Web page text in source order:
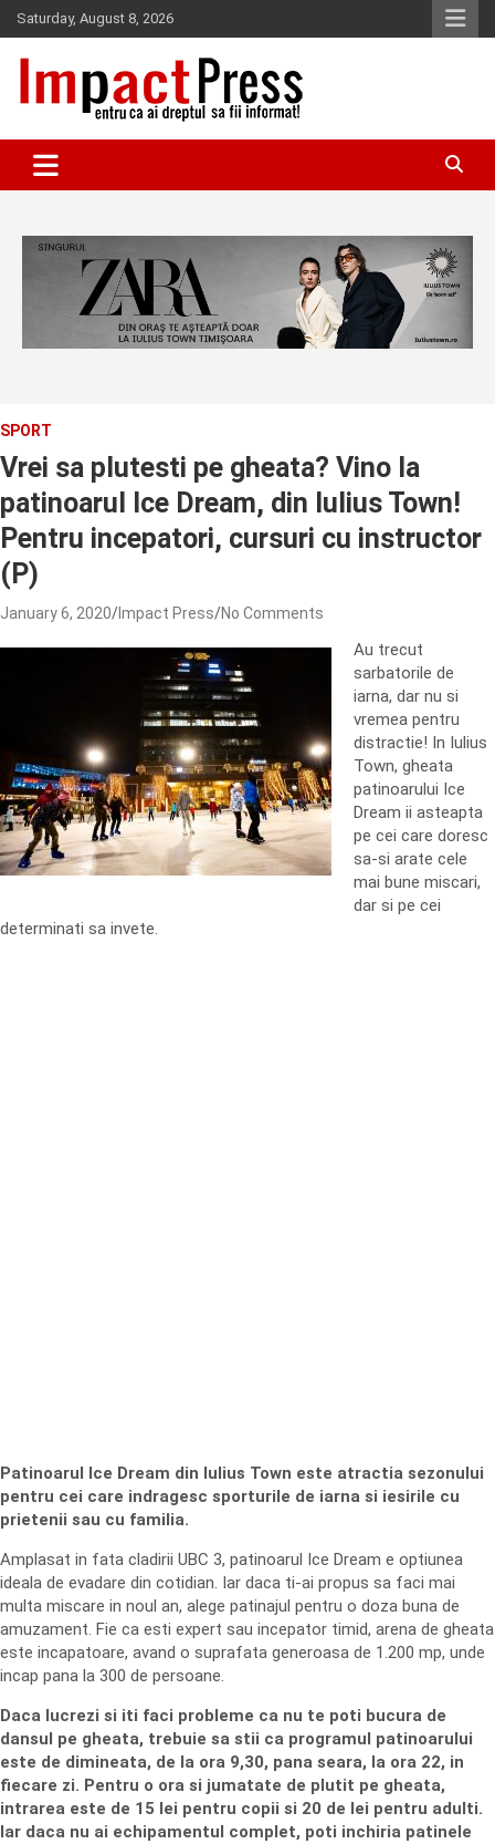
Skip
to
content
Saturday, August 8, 2026
IMPACTPRESS
SPORT
Vrei sa plutesti pe gheata? Vino la
patinoarul Ice Dream, din Iulius Town!
Pentru incepatori, cursuri cu instructor
(P)
January 6, 2020 Impact Press No Comments
Au trecut
sarbatorile de
iarna, dar nu si
vremea pentru
distractie! In Iulius
Town, gheata
patinoarului Ice
Dream ii asteapta
pe cei care doresc
sa-si arate cele
mai bune miscari,
dar si pe cei
determinati sa invete.
Patinoarul Ice Dream din Iulius Town este atractia sezonului
pentru cei care indragesc sporturile de iarna si iesirile cu
prietenii sau cu familia.
Amplasat in fata cladirii UBC 3, patinoarul Ice Dream e optiunea
ideala de evadare din cotidian. Iar daca ti-ai propus sa faci mai
multa miscare in noul an, alege patinajul pentru o doza buna de
amuzament. Fie ca esti expert sau incepator timid, arena de gheata
este incapatoare, avand o suprafata generoasa de 1.200 mp, unde
incap pana la 300 de persoane.
Daca lucrezi si iti faci probleme ca nu te poti bucura de
dansul pe gheata, trebuie sa stii ca programul patinoarului
este de dimineata, de la ora 9,30, pana seara, la ora 22, in
fiecare zi. Pentru o ora si jumatate de plutit pe gheata,
intrarea este de 15 lei pentru copii si 20 de lei pentru adulti.
Iar daca nu ai echipamentul complet, poti inchiria patinele